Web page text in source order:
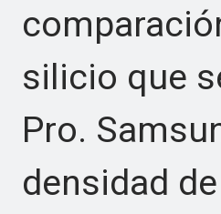
silicio que
Pro.
densidad